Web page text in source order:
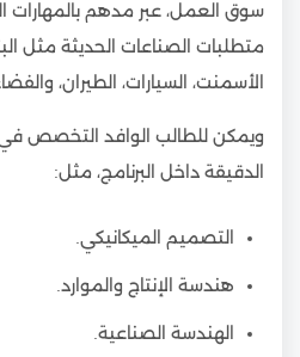
سوق العمل، عبر مدهم بالمهارات
متطلبات الصناعات الحديثة مثل
الأسمنت، السيارات، الطيران،
ويمكن للطالب الوافد التخصص
الدقيقة داخل البرنامج، مثل:
التصميم الميكانيكي.
هندسة الإنتاج والموارد.
الهندسة الصناعية.